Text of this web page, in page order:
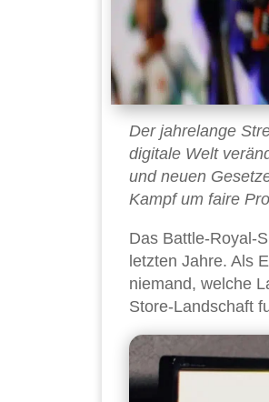
Der jahrelange
digitale Welt
und neuen
Kampf um faire
Das Battle-Royal-
letzten Jahre. Als
niemand, welche
Store-Landschaft